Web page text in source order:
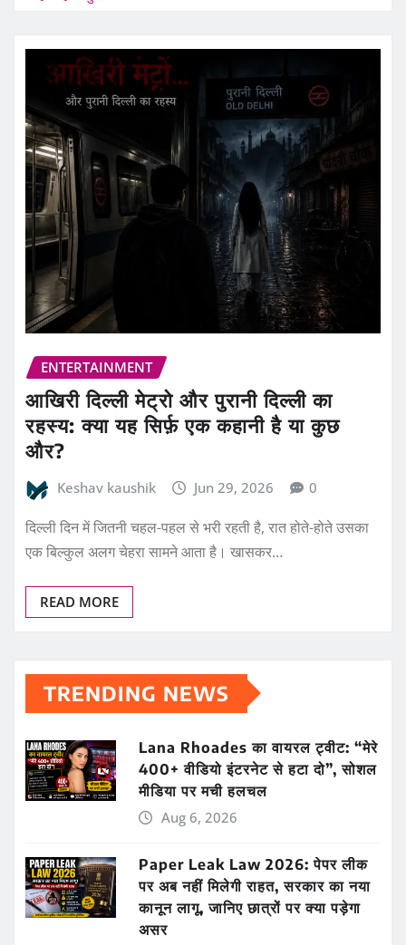
ENTERTAINMENT
आखिरी दिल्ली मेट्रो और पुरानी दिल्ली का
रहस्य: क्या यह सिर्फ़ एक कहानी है या कुछ
और?
Keshav kaushik Jun 29, 2026 0
दिल्ली दिन में जितनी चहल-पहल से भरी रहती है, रात होते-होते उसका
एक बिल्कुल अलग चेहरा सामने आता है। खासकर…
READ MORE
TRENDING NEWS
Lana Rhoades का वायरल ट्वीट: “मेरे
400+ वीडियो इंटरनेट से हटा दो”, सोशल
मीडिया पर मची हलचल
Aug 6, 2026
Paper Leak Law 2026: पेपर लीक
पर अब नहीं मिलेगी राहत, सरकार का नया
कानून लागू, जानिए छात्रों पर क्या पड़ेगा
असर